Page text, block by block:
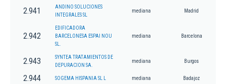
2.941
ANDINO SOLUCIONES
INTEGRALES SL
mediana Madrid
2.942
EDIFICADORA
BARCELONESA ESPAI NOU
SL.
mediana Barcelona
2.943
SYNTEA TRATAMIENTOS DE
DEPURACION SA.
mediana Burgos
2.944 SOGEMA HISPANIA SL L mediana Badajoz